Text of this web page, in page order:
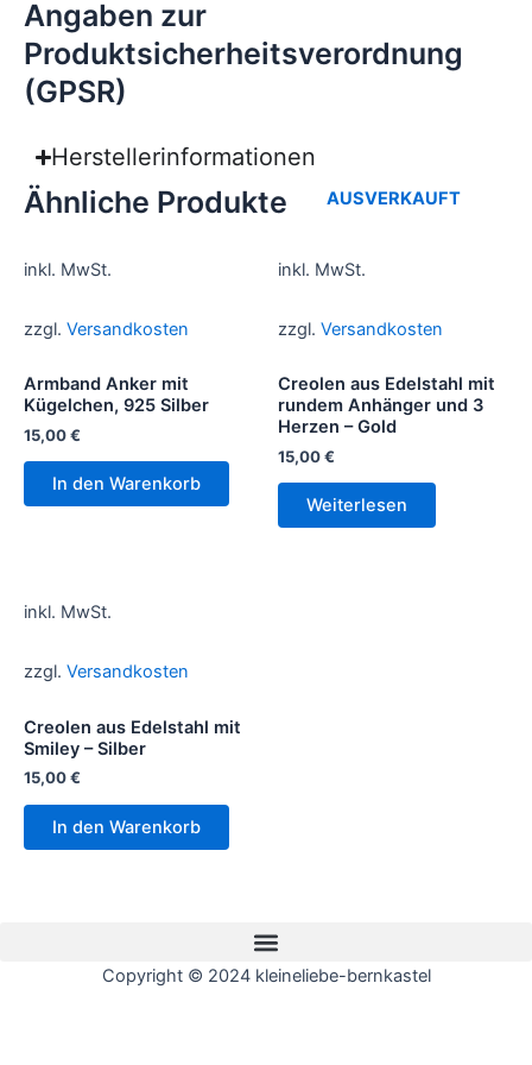
Angaben zur
Produktsicherheitsverordnung
(GPSR)
Herstellerinformationen
Ähnliche Produkte
inkl. MwSt.
zzgl. Versandkosten
Armband Anker mit
Kügelchen, 925 Silber
15,00€
In den Warenkorb
AUSVERKAUFT
inkl. MwSt.
zzgl. Versandkosten
Creolen aus Edelstahl mit
rundem Anhänger und 3
Herzen – Gold
15,00€
Weiterlesen
inkl. MwSt.
zzgl. Versandkosten
Creolen aus Edelstahl mit
Smiley – Silber
15,00€
In den Warenkorb
Menü
Copyright © 2024 kleineliebe-bernkastel